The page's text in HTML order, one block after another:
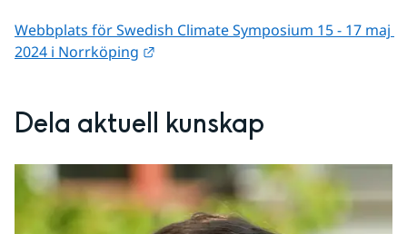
Webbplats för Swedish Climate Symposium 15 - 17 maj
2024 i Norrköping
Dela aktuell kunskap